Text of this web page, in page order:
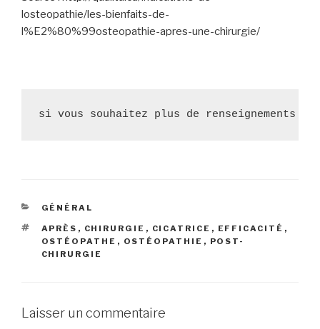
losteopathie/les-bienfaits-de-
l%E2%80%99osteopathie-apres-une-chirurgie/
si vous souhaitez plus de renseignements :
CATÉGORIES
GÉNÉRAL
ÉTIQUETTES
APRÈS , CHIRURGIE , CICATRICE , EFFICACITÉ ,
OSTÉOPATHE , OSTÉOPATHIE , POST-
CHIRURGIE
Laisser un commentaire